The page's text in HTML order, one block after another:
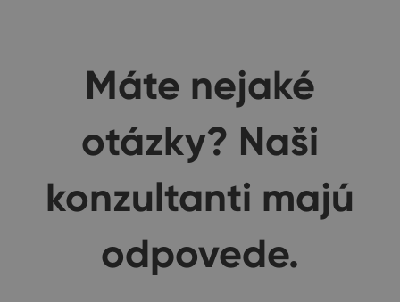
Máte nejaké
otázky? Naši
konzultanti majú
odpovede.